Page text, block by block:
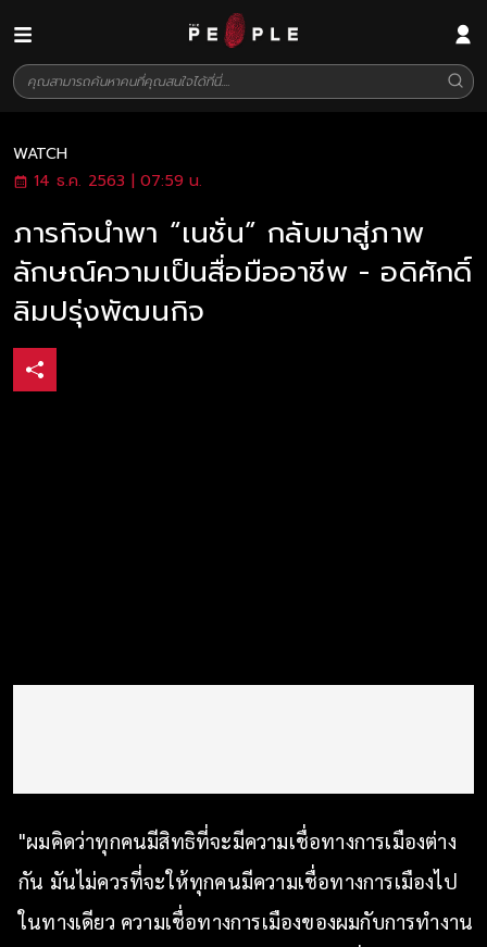
WATCH
14 ธ.ค. 2563 | 07:59 น.
ภารกิจนำพา “เนชั่น” กลับมาสู่ภาพ
ลักษณ์ความเป็นสื่อมืออาชีพ - อดิศักดิ์
ลิมปรุ่งพัฒนกิจ
"ผมคิดว่าทุกคนมีสิทธิที่จะมีความเชื่อทางการเมืองต่าง
กัน มันไม่ควรที่จะให้ทุกคนมีความเชื่อทางการเมืองไป
ในทางเดียว ความเชื่อทางการเมืองของผมกับการทำงาน